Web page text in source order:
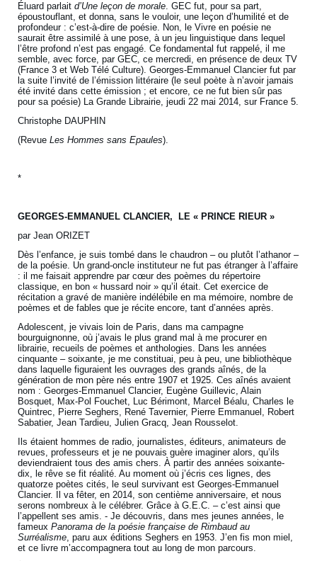
Éluard parlaitd’Une leçon de morale. GEC fut, pour sa part,
époustouflant, et donna, sans le vouloir, une leçon d’humilité et de
profondeur : c’est-à-dire de poésie. Non, le Vivre en poésie ne
saurait être assimilé à une pose, à un jeu linguistique dans lequel
l’être profond n’est pas engagé. Ce fondamental fut rappelé, il me
semble, avec force, par GEC, ce mercredi, en présence de deux TV
(France 3 et Web Télé Culture). Georges-Emmanuel Clancier fut par
la suite l’invité de l’émission littéraire (le seul poète à n’avoir jamais
été invité dans cette émission ; et encore, ce ne fut bien sûr pas
pour sa poésie) La Grande Librairie, jeudi 22 mai 2014, sur France 5.
Christophe DAUPHIN
(RevueLes Hommes sans Epaules).
*
GEORGES-EMMANUEL CLANCIER, LE « PRINCE RIEUR »
par Jean ORIZET
Dès l’enfance, je suis tombé dans le chaudron – ou plutôt l’athanor –
de la poésie. Un grand-oncle instituteur ne fut pas étranger à l’affaire
: il me faisait apprendre par cœur des poèmes du répertoire
classique, en bon « hussard noir » qu’il était. Cet exercice de
récitation a gravé de manière indélébile en ma mémoire, nombre de
poèmes et de fables que je récite encore, tant d’années après.
Adolescent, je vivais loin de Paris, dans ma campagne
bourguignonne, où j’avais le plus grand mal à me procurer en
librairie, recueils de poèmes et anthologies. Dans les années
cinquante – soixante, je me constituai, peu à peu, une bibliothèque
dans laquelle figuraient les ouvrages des grands aînés, de la
génération de mon père nés entre 1907 et 1925. Ces aînés avaient
nom : Georges-Emmanuel Clancier, Eugène Guillevic, Alain
Bosquet, Max-Pol Fouchet, Luc Bérimont, Marcel Béalu, Charles le
Quintrec, Pierre Seghers, René Tavernier, Pierre Emmanuel, Robert
Sabatier, Jean Tardieu, Julien Gracq, Jean Rousselot.
Ils étaient hommes de radio, journalistes, éditeurs, animateurs de
revues, professeurs et je ne pouvais guère imaginer alors, qu’ils
deviendraient tous des amis chers. À partir des années soixante-
dix, le rêve se fit réalité. Au moment où j’écris ces lignes, des
quatorze poètes cités, le seul survivant est Georges-Emmanuel
Clancier. Il va fêter, en 2014, son centième anniversaire, et nous
serons nombreux à le célébrer. Grâce à G.E.C. – c’est ainsi que
l’appellent ses amis. - Je découvris, dans mes jeunes années, le
fameuxPanorama de la poésie française de Rimbaud au
Surréalisme, paru aux éditions Seghers en 1953. J’en fis mon miel,
et ce livre m’accompagnera tout au long de mon parcours.